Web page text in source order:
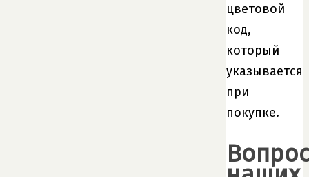
цветовой
код,
который
указывается
при
покупке.